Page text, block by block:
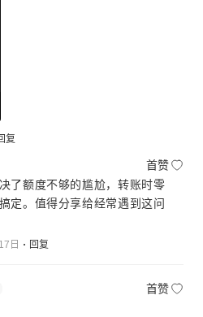
复
首赞
了额度不够的尴尬，转账时零
定。值得分享给经常遇到这问
日 回复
首赞